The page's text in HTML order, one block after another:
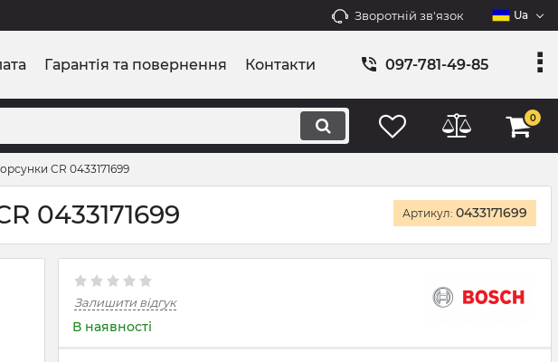
Зворотній зв'язок Ua
Гарантія та повернення Контакти 097-781-49-85
0
CR 0433171699
0433171699 Артикул: 0433171699
Залишити відгук
В наявності